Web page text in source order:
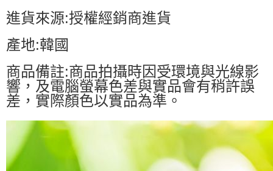
進貨來源:授權經銷商進貨
產地:韓國
商品備註:商品拍攝時因受環境與光線影
響，及電腦螢幕色差與實品會有稍許誤
差，實際顏色以實品為準。